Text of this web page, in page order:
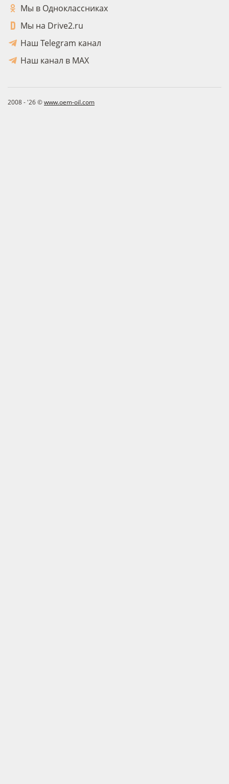
Мы в Одноклассниках
Мы на Drive2.ru
Наш Telegram канал
Наш канал в MAX
2008 - '26 ©www.oem-oil.com